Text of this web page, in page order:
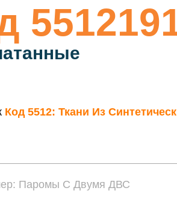
Код 5512: Ткани Из